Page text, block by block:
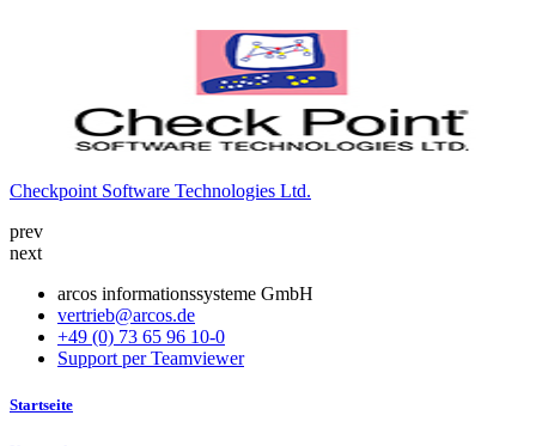
Checkpoint Software Technologies Ltd.
prev
next
arcos informationssysteme GmbH
vertrieb@arcos.de
+49 (0) 73 65 96 10-0
Support per Teamviewer
Startseite